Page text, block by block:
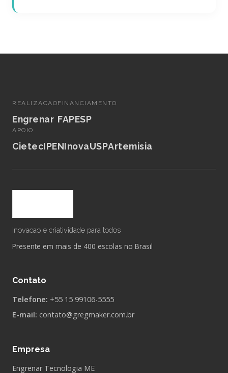
REALIZACAO
Engrenar
FINANCIAMENTO
FAPESP
APOIO
CietecIPENInovaUSPArtemisia
Inovacao e criatividade para todos
Presente em mais de 400 escolas no Brasil
Contato
Telefone: +55 15 99106-5555
E-mail: contato@gregmaker.com.br
Empresa
Engrenar Tecnologia ME